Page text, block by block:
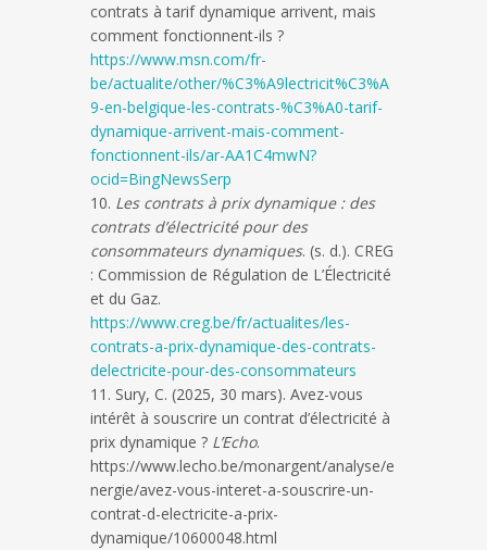
contrats à tarif dynamique arrivent, mais
comment fonctionnent-ils ?
https://www.msn.com/fr-
be/actualite/other/%C3%A9lectricit%C3%A
9-en-belgique-les-contrats-%C3%A0-tarif-
dynamique-arrivent-mais-comment-
fonctionnent-ils/ar-AA1C4mwN?
ocid=BingNewsSerp
Les contrats à prix dynamique : des
contrats d’électricité pour des
consommateurs dynamiques. (s. d.). CREG
: Commission de Régulation de L’Électricité
et du Gaz.
https://www.creg.be/fr/actualites/les-
contrats-a-prix-dynamique-des-contrats-
delectricite-pour-des-consommateurs
Sury, C. (2025, 30 mars). Avez-vous
intérêt à souscrire un contrat d’électricité à
prix dynamique ? L’Echo.
https://www.lecho.be/monargent/analyse/e
nergie/avez-vous-interet-a-souscrire-un-
contrat-d-electricite-a-prix-
dynamique/10600048.html